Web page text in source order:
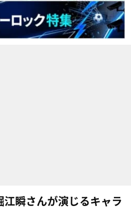
江瞬さんが演じるキャラ